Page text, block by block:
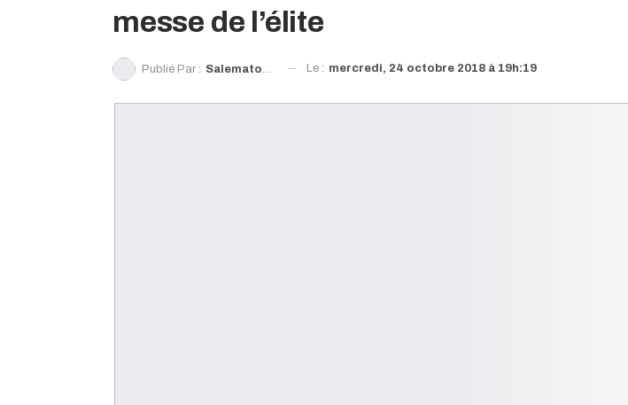
messe de l’élite
Publié Par : Salematou Sylla Le : mercredi, 24 octobre 2018 à 19h:19